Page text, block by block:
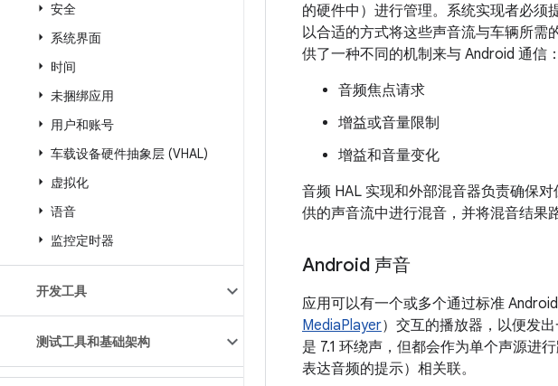
安全
系统界面
时间
未捆绑应用
用户和账号
车载设备硬件抽象层 (VHAL)
虚拟化
语音
监控定时器
开发工具
测试工具和基础架构
的硬件中）进行管理。系统实现者必须
以合适的方式将这些声音流与车辆所需
供了一种不同的机制来与 Android 通信：
音频焦点请求
增益或音量限制
增益和音量变化
音频 HAL 实现和外部混音器负责确保
供的声音流中进行混音，并将混音结果
Android 声音
应用可以有一个或多个通过标准
MediaPlayer）交互的播放器，以便发
是 7.1 环绕声，但都会作为单个声源进
表达音频的提示）相关联。